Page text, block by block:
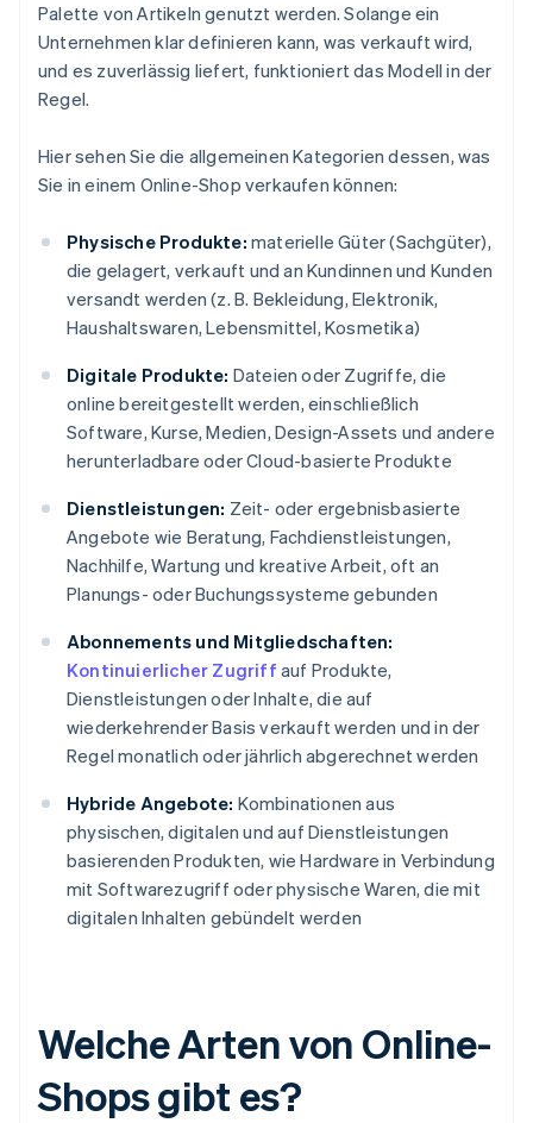
Palette von Artikeln genutzt werden. Solange ein
Unternehmen klar definieren kann, was verkauft wird,
und es zuverlässig liefert, funktioniert das Modell in der
Regel.
Hier sehen Sie die allgemeinen Kategorien dessen, was
Sie in einem Online-Shop verkaufen können:
Physische Produkte: materielle Güter (Sachgüter),
die gelagert, verkauft und an Kundinnen und Kunden
versandt werden (z. B. Bekleidung, Elektronik,
Haushaltswaren, Lebensmittel, Kosmetika)
Digitale Produkte: Dateien oder Zugriffe, die
online bereitgestellt werden, einschließlich
Software, Kurse, Medien, Design-Assets und andere
herunterladbare oder Cloud-basierte Produkte
Dienstleistungen: Zeit- oder ergebnisbasierte
Angebote wie Beratung, Fachdienstleistungen,
Nachhilfe, Wartung und kreative Arbeit, oft an
Planungs- oder Buchungssysteme gebunden
Abonnements und Mitgliedschaften:
Kontinuierlicher Zugriff auf Produkte,
Dienstleistungen oder Inhalte, die auf
wiederkehrender Basis verkauft werden und in der
Regel monatlich oder jährlich abgerechnet werden
Hybride Angebote: Kombinationen aus
physischen, digitalen und auf Dienstleistungen
basierenden Produkten, wie Hardware in Verbindung
mit Softwarezugriff oder physische Waren, die mit
digitalen Inhalten gebündelt werden
Welche Arten von Online-
Shops gibt es?